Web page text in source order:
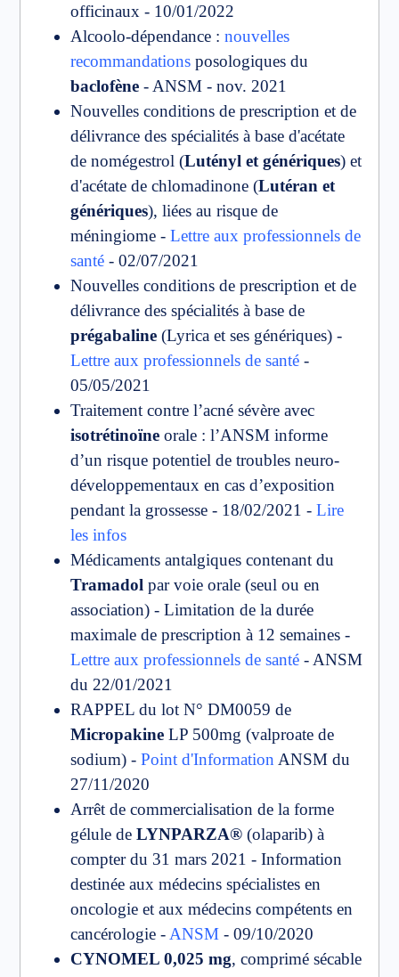
officinaux - 10/01/2022
Alcoolo-dépendance : nouvelles
recommandations posologiques du
baclofène - ANSM - nov. 2021
Nouvelles conditions de prescription et de
délivrance des spécialités à base d'acétate
de nomégestrol (Lutényl et génériques) et
d'acétate de chlomadinone (Lutéran et
génériques), liées au risque de
méningiome - Lettre aux professionnels de
santé - 02/07/2021
Nouvelles conditions de prescription et de
délivrance des spécialités à base de
prégabaline (Lyrica et ses génériques) -
Lettre aux professionnels de santé -
05/05/2021
Traitement contre l’acné sévère avec
isotrétinoïne orale : l’ANSM informe
d’un risque potentiel de troubles neuro-
développementaux en cas d’exposition
pendant la grossesse - 18/02/2021 - Lire
les infos
Médicaments antalgiques contenant du
Tramadol par voie orale (seul ou en
association) - Limitation de la durée
maximale de prescription à 12 semaines -
Lettre aux professionnels de santé - ANSM
du 22/01/2021
RAPPEL du lot N° DM0059 de
Micropakine LP 500mg (valproate de
sodium) - Point d'Information ANSM du
27/11/2020
Arrêt de commercialisation de la forme
gélule de LYNPARZA® (olaparib) à
compter du 31 mars 2021 - Information
destinée aux médecins spécialistes en
oncologie et aux médecins compétents en
cancérologie - ANSM - 09/10/2020
CYNOMEL 0,025 mg, comprimé sécable